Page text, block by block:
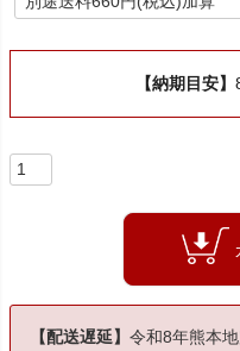
必
)
【納期目安】
【配送遅延】 令和8年熊本